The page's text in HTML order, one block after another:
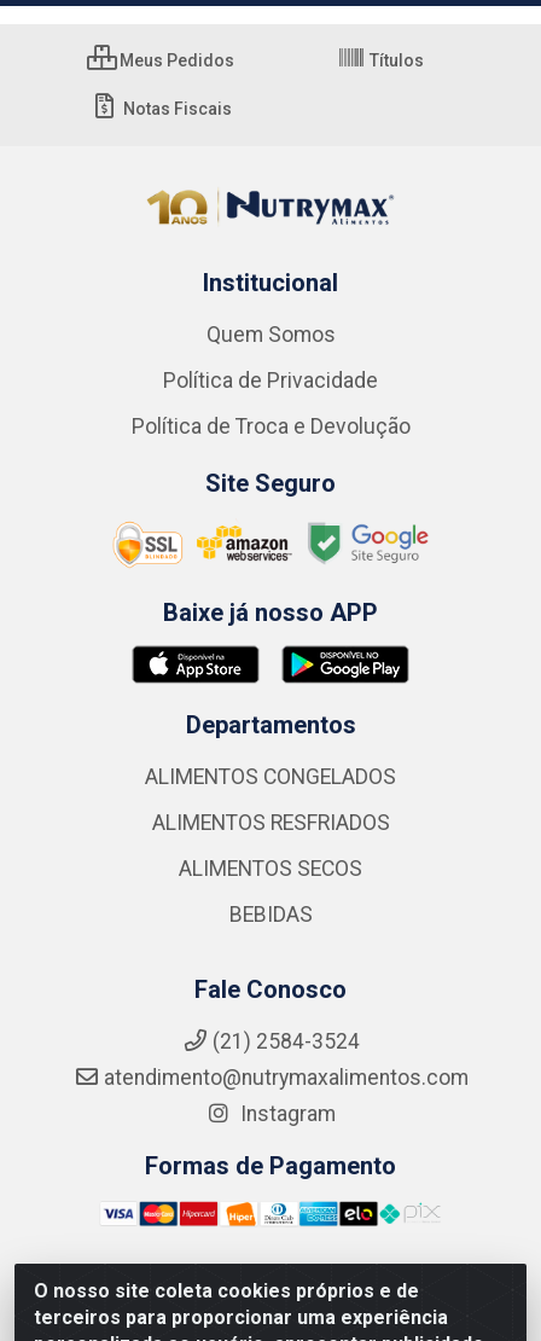
O nosso site coleta cookies próprios e de
terceiros para proporcionar uma experiência
Meus Pedidos Títulos
Notas Fiscais
Institucional
Quem Somos
Política de Privacidade
Política de Troca e Devolução
Site Seguro
Baixe já nosso APP
Departamentos
ALIMENTOS CONGELADOS
ALIMENTOS RESFRIADOS
ALIMENTOS SECOS
BEBIDAS
Fale Conosco
(21) 2584-3524
atendimento@nutrymaxalimentos.com
Instagram
Formas de Pagamento
NUTRY MAX COMÉRCIO DE PRODUTOS ALIMENTICIOS
LTDA - RUA DO FEIJÃO, 721 PENHA CIRCULAR/RJ -